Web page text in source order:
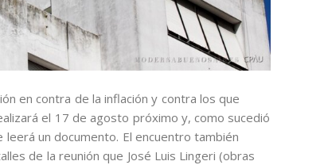
en contra de la inflación y contra los que
el 17 de agosto próximo y, como sucedió
un documento. El encuentro también
de la reunión que José Luis Lingeri (obras